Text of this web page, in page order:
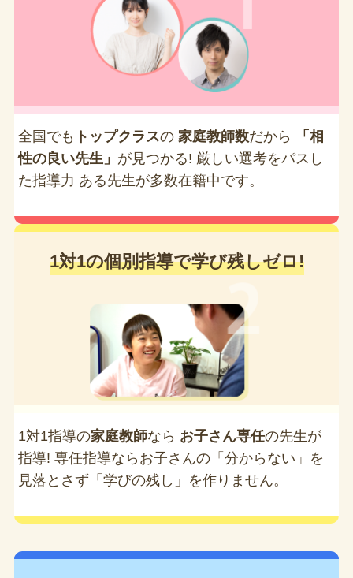
全国でも トップクラスの 家庭教師数だから
「相
性の良い先生」 が見つかる! 厳しい選考をパスし
た指導力 ある先生が多数在籍中です。
1対1の個別指導で学び残しゼロ!
1対1指導の家庭教師なら お子さん専任の先生が
指導! 専任指導ならお子さんの「分からない」を
見落とさず「学びの残し」を作りません。